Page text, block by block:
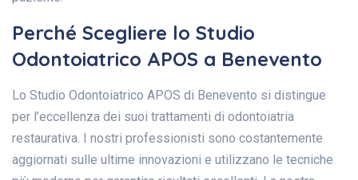
Perché Scegliere lo Studio
Odontoiatrico APOS a Benevento
Lo Studio Odontoiatrico APOS di Benevento si distingue
per l’eccellenza dei suoi trattamenti di odontoiatria
restaurativa. I nostri professionisti sono costantemente
aggiornati sulle ultime innovazioni e utilizzano le tecniche